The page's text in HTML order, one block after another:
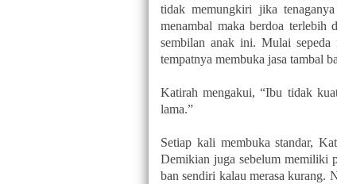
tidak memungkiri jika
menambal maka berdoa terlebih
sembilan anak ini. Mulai
tempatnya membuka jasa tambal
Katirah mengakui, “Ibu tidak
lama.”
Setiap kali membuka standar,
Demikian juga sebelum memiliki
ban sendiri kalau merasa kurang.